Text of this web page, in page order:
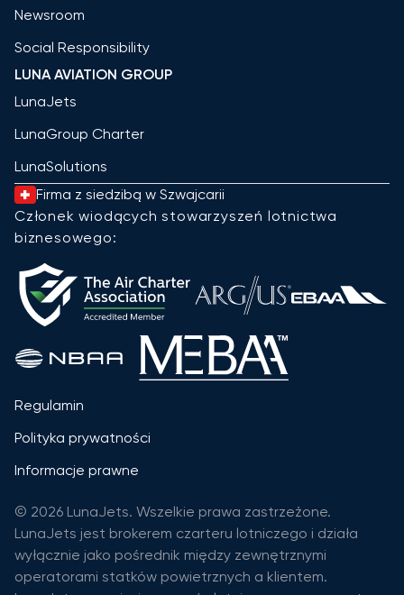
Newsroom
Social Responsibility
LUNA AVIATION GROUP
LunaJets
LunaGroup Charter
LunaSolutions
Firma z siedzibą w Szwajcarii
Członek wiodących stowarzyszeń lotnictwa
biznesowego:
Regulamin
Polityka prywatności
Informacje prawne
© 2026 LunaJets. Wszelkie prawa zastrzeżone.
LunaJets jest brokerem czarteru lotniczego i działa
wyłącznie jako pośrednik między zewnętrznymi
operatorami statków powietrznych a klientem.